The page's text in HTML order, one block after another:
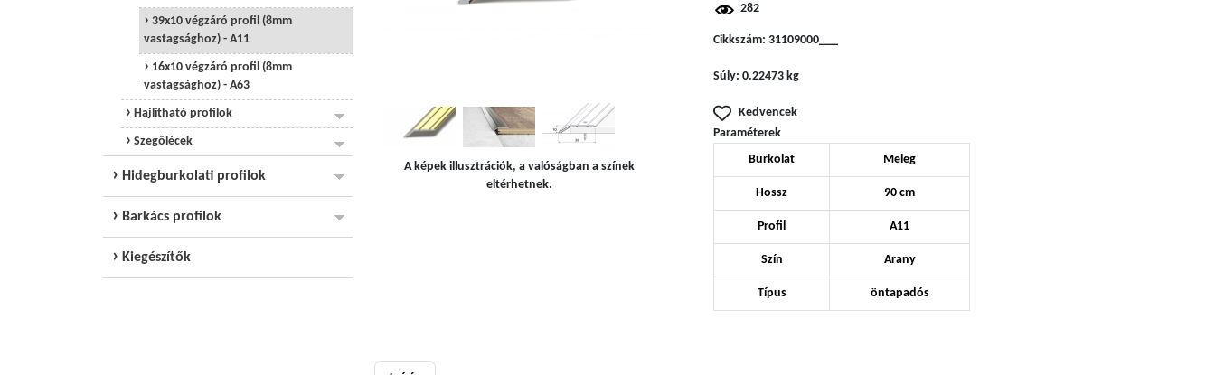
39x10 végzáró profil (8mm
vastagsághoz) - A11
16x10 végzáró profil (8mm
vastagsághoz) - A63
Hajlítható profilok
Szegőlécek
Hidegburkolati profilok
Barkács profilok
Kiegészítők
A képek illusztrációk, a valóságban a színek
eltérhetnek.
282
Cikkszám: 31109000___
Súly: 0.22473 kg
Kedvencek
Paraméterek
Burkolat Meleg
Hossz 90 cm
Profil A11
Szín Arany
Típus öntapadós